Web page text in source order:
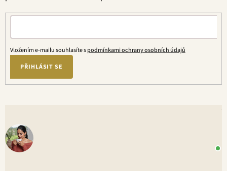
Vložením e-mailu souhlasíte spodmínkami ochrany osobních údajů
PŘIHLÁSIT SE